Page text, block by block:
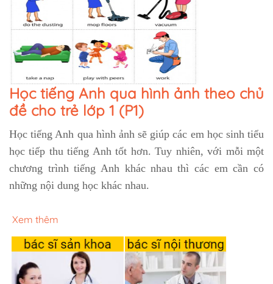
Học tiếng Anh qua hình ảnh theo chủ
đề cho trẻ lớp 1 (P1)
Học tiếng Anh qua hình ảnh sẽ giúp các em học sinh tiểu
học tiếp thu tiếng Anh tốt hơn. Tuy nhiên, với mỗi một
chương trình tiếng Anh khác nhau thì các em cần có
những nội dung học khác nhau.
Xem thêm